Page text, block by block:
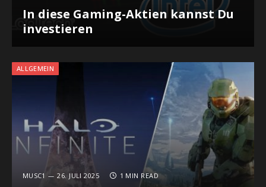
In diese Gaming-Aktien kannst Du
investieren
ALLGEMEIN
MUSC1 26. JULI 2025 1 MIN READ